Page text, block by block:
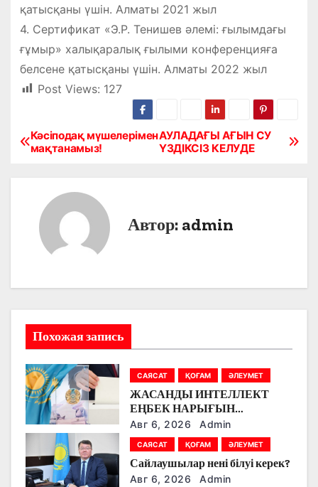
қатысқаны үшін. Алматы 2021 жыл
4. Сертификат «Э.Р. Тенишев әлемі: ғылымдағы
ғұмыр» халықаралық ғылыми конференцияға
белсене қатысқаны үшін. Алматы 2022 жыл
Post Views: 127
Н
а
я
п
о
з
АУЛАДАҒЫ АҒЫН СУ
ҮЗДІКСІЗ КЕЛУДЕ
Кәсіподақ мүшелерімен
мақтанамыз!
Автор: admin
Похожая запись
САЯСАТ ҚОҒАМ ӘЛЕУМЕТ
ЖАСАНДЫ ИНТЕЛЛЕКТ
ЕҢБЕК НАРЫҒЫН
ӨЗГЕРТУДЕ: ПАРТИЯЛАР
БІЛІМ БЕРУ МЕН БОЛАШАҚ
МАМАНДЫҚТАРДЫ
ТАЛҚЫЛАДЫ
Авг 6, 2026 Admin
САЯСАТ ҚОҒАМ ӘЛЕУМЕТ
Сайлаушылар нені білуі керек?
Авг 6, 2026 Admin